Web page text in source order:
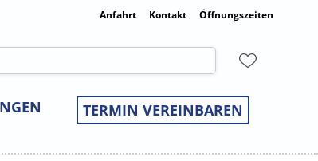
Anfahrt Kontakt Öffnungszeiten
TERMIN VEREINBAREN